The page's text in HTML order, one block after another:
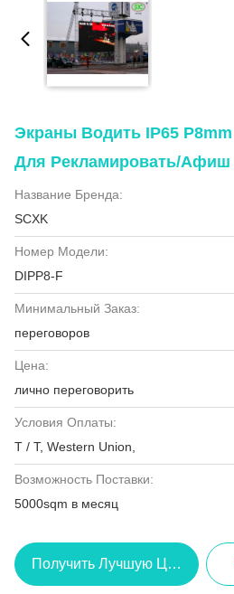
Экраны Водить IP65
Для Рекламировать/
Название Бренда:
SCXK
Номер Модели:
DIPP8-F
Минимальный Заказ:
переговоров
Цена:
лично переговорить
Условия Оплаты:
T / T, Western Union,
Возможность Поставки:
5000sqm в месяц
Получить Лучшую Цену